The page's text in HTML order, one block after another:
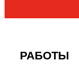
РАБОТЫ